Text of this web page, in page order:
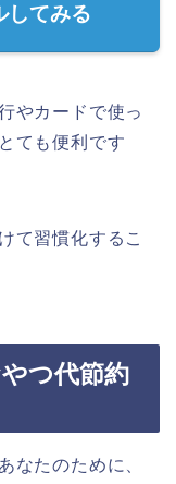
してみる
やカードで使っ
ても便利です
て習慣化するこ
つ代節約
なたのために、